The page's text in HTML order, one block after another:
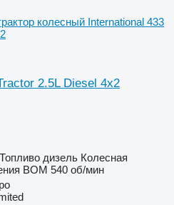
колесный International 433
2.5L Diesel 4x2
Топливо дизель Колесная
ВОМ 540 об/мин